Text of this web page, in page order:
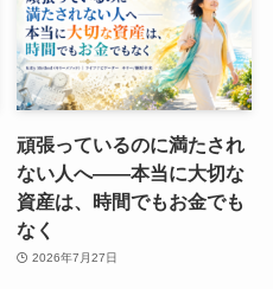
頑張っているのに満たされ
ない人へ——本当に大切な
資産は、時間でもお金でも
なく
2026年7月27日